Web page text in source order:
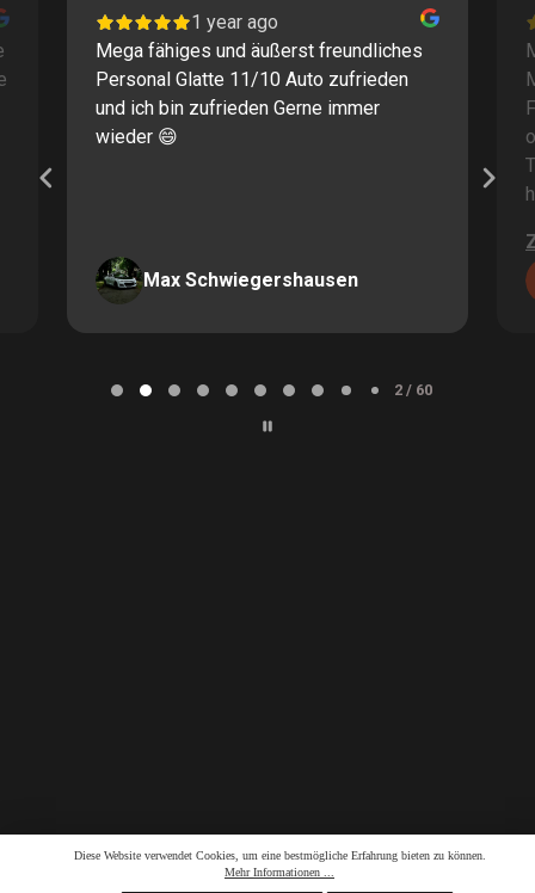
Diese Website verwendet Cookies, um eine bestmögliche Erfahrung bieten zu können.
Mehr Informationen ...
1 year ago
Mega fähiges und äußerst freundliches
Personal Glatte 11/10 Auto zufrieden
und ich bin zufrieden Gerne immer
wieder 😄
Max Schwiegershausen
2 / 60